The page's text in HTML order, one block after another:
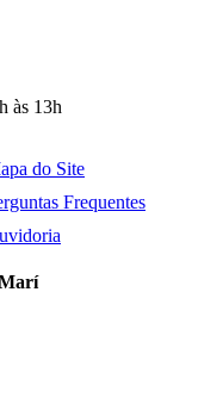
às 13h
do Site
Frequentes